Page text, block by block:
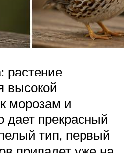
растение
высокой
морозам и
дает прекрасный
тип, первый